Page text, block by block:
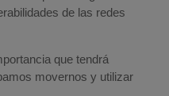
de las redes
que tendrá
movernos y utilizar